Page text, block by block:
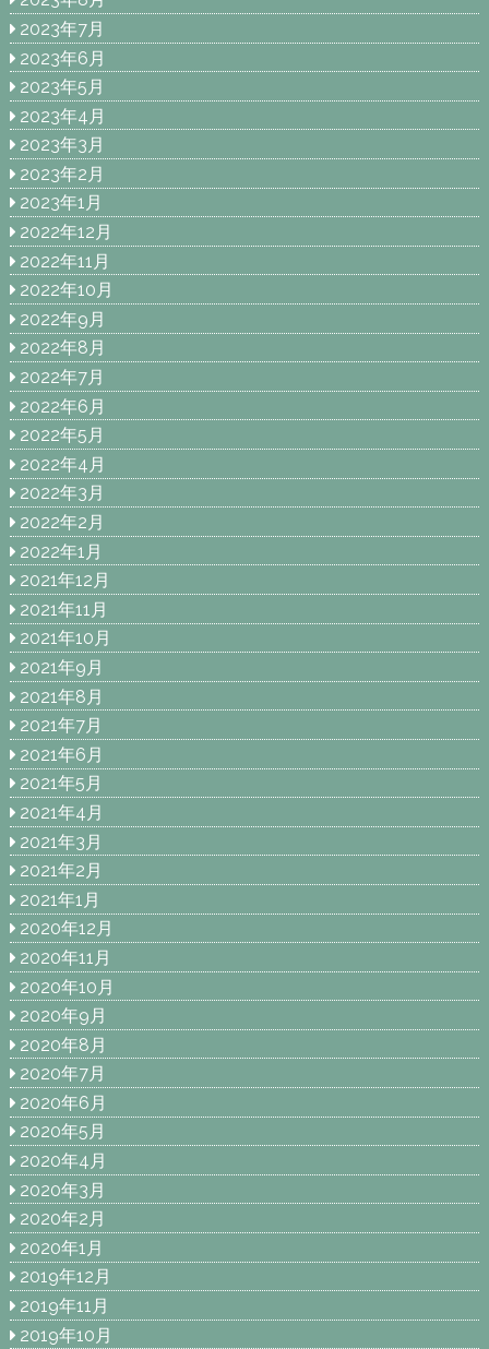
2023年7月
2023年6月
2023年5月
2023年4月
2023年3月
2023年2月
2023年1月
2022年12月
2022年11月
2022年10月
2022年9月
2022年8月
2022年7月
2022年6月
2022年5月
2022年4月
2022年3月
2022年2月
2022年1月
2021年12月
2021年11月
2021年10月
2021年9月
2021年8月
2021年7月
2021年6月
2021年5月
2021年4月
2021年3月
2021年2月
2021年1月
2020年12月
2020年11月
2020年10月
2020年9月
2020年8月
2020年7月
2020年6月
2020年5月
2020年4月
2020年3月
2020年2月
2020年1月
2019年12月
2019年11月
2019年10月